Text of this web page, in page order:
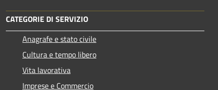
CATEGORIE DI SERVIZIO
Anagrafe e stato civile
Cultura e tempo libero
Vita lavorativa
Imprese e Commercio